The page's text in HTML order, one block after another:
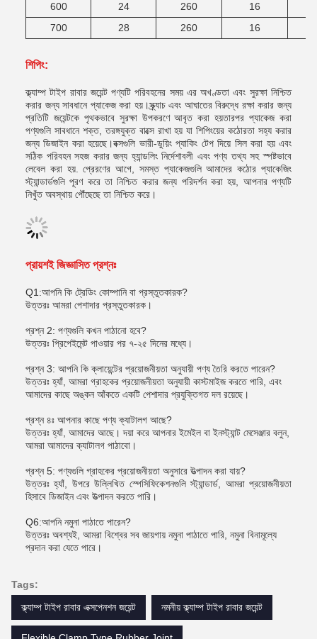
600
24 260 16
700
28 260 16
শিপিং:
ক্ল্যাম্প টাইপ রাবার জয়েন্ট পণ্যটি পরিবহনের সময় এর অখণ্ডতা এবং সুরক্ষা নিশ্চিত
করার জন্য সাবধানে প্যাকেজ করা হয়।স্ক্র্যাচ এবং আঘাতের বিরুদ্ধে রক্ষা করার জন্য
প্রতিটি জয়েন্টকে পৃথকভাবে সুরক্ষা উপকরণে আবৃত করা হয়তারপর প্যাকেজ করা
পণ্যগুলি সাবধানে শক্ত, তরঙ্গযুক্ত বাক্সে রাখা হয় যা শিপিংয়ের কঠোরতা সহ্য করার
জন্য ডিজাইন করা হয়েছে।বক্সগুলি ভারী-ডুয়িং প্যাকিং টেপ দিয়ে সিল করা হয় এবং
সঠিক পরিবহন সহজ করার জন্য হ্যান্ডলিং নির্দেশাবলী এবং পণ্য তথ্য সহ স্পষ্টভাবে
লেবেল করা হয়. প্রেরণের আগে, সমস্ত প্যাকেজগুলি আমাদের কঠোর প্যাকেজিং
স্ট্যান্ডার্ডগুলি পূরণ করে তা নিশ্চিত করার জন্য পরিদর্শন করা হয়, আপনার পণ্যটি
নিখুঁত অবস্থায় পৌঁছেছে তা নিশ্চিত করে।
প্রায়শই জিজ্ঞাসিত প্রশ্নঃ
Q1:আপনি কি ট্রেডিং কোম্পানি বা প্রস্তুতকারক?
উত্তরঃ আমরা পেশাদার প্রস্তুতকারক।
প্রশ্ন 2: পণ্যগুলি কখন পাঠানো হবে?
উত্তরঃ প্রিপেইমেন্ট পাওয়ার পর ৭-২৫ দিনের মধ্যে।
প্রশ্ন 3: আপনি কি ক্লায়েন্টের প্রয়োজনীয়তা অনুযায়ী পণ্য তৈরি করতে পারেন?
উত্তরঃ হ্যাঁ, আমরা গ্রাহকের প্রয়োজনীয়তা অনুযায়ী কাস্টমাইজ করতে পারি, এবং
আমাদের কাছে অঙ্কন আঁকতে একটি পেশাদার প্রযুক্তিগত দল রয়েছে।
প্রশ্ন ৪ঃ আপনার কাছে পণ্য ক্যাটালগ আছে?
উত্তরঃ হ্যাঁ, আমাদের আছে। দয়া করে আপনার ইমেইল বা ইনস্ট্যান্ট মেসেঞ্জার বলুন,
আমরা আমাদের ক্যাটালগ পাঠাবো।
প্রশ্ন 5: পণ্যগুলি গ্রাহকের প্রয়োজনীয়তা অনুসারে উত্পাদন করা যায়?
উত্তরঃ হ্যাঁ, উপরে উল্লিখিত স্পেসিফিকেশনগুলি স্ট্যান্ডার্ড, আমরা প্রয়োজনীয়তা
হিসাবে ডিজাইন এবং উত্পাদন করতে পারি।
Q6:আপনি নমুনা পাঠাতে পারেন?
উত্তরঃ অবশ্যই, আমরা বিশ্বের সব জায়গায় নমুনা পাঠাতে পারি, নমুনা বিনামূল্যে
প্রদান করা যেতে পারে।
Tags:
ক্ল্যাম্প টাইপ রাবার এক্সপেনশন জয়েন্ট
নমনীয় ক্ল্যাম্প টাইপ রাবার জয়েন্ট